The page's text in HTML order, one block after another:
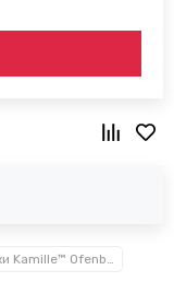
Чайники Kamille™ Ofenbach™